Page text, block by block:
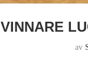
VINNARE
av